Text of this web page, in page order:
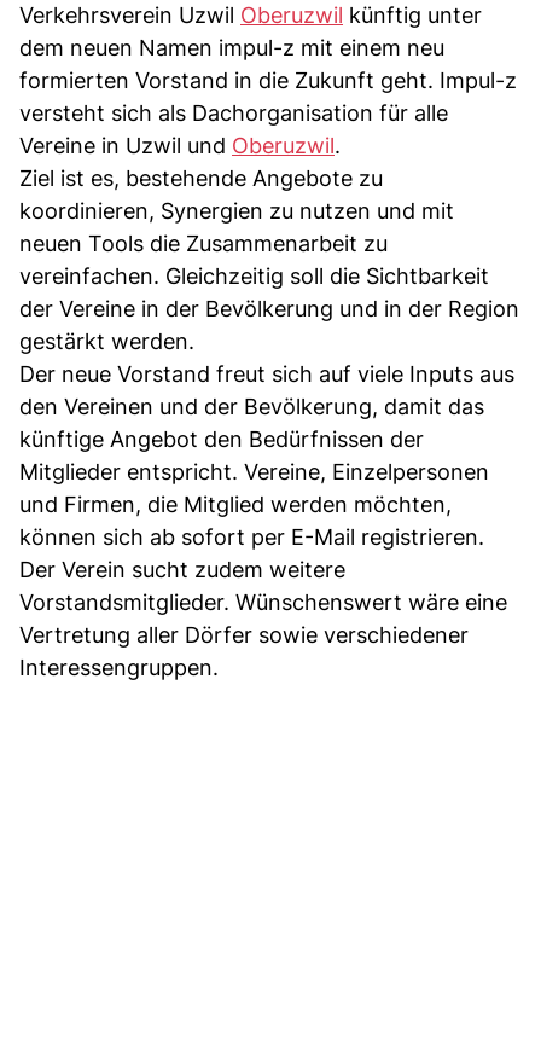
Verkehrsverein Uzwil Oberuzwil künftig unter
dem neuen Namen impul-z mit einem neu
formierten Vorstand in die Zukunft geht. Impul-z
versteht sich als Dachorganisation für alle
Vereine in Uzwil und Oberuzwil.
Ziel ist es, bestehende Angebote zu
koordinieren, Synergien zu nutzen und mit
neuen Tools die Zusammenarbeit zu
vereinfachen. Gleichzeitig soll die Sichtbarkeit
der Vereine in der Bevölkerung und in der Region
gestärkt werden.
Der neue Vorstand freut sich auf viele Inputs aus
den Vereinen und der Bevölkerung, damit das
künftige Angebot den Bedürfnissen der
Mitglieder entspricht. Vereine, Einzelpersonen
und Firmen, die Mitglied werden möchten,
können sich ab sofort per E-Mail registrieren.
Der Verein sucht zudem weitere
Vorstandsmitglieder. Wünschenswert wäre eine
Vertretung aller Dörfer sowie verschiedener
Interessengruppen.